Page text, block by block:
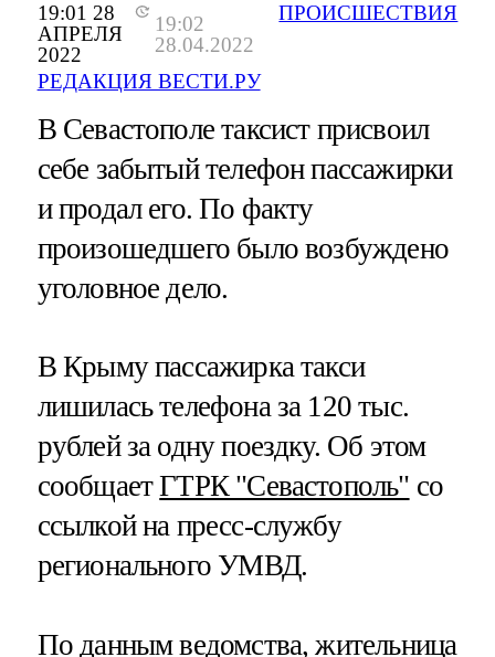
19:01 28
АПРЕЛЯ
2022
19:02
28.04.2022
РЕДАКЦИЯ ВЕСТИ.РУ
ПРОИСШЕСТВИЯ
В Севастополе таксист присвоил
себе забытый телефон пассажирки
и продал его. По факту
произошедшего было возбуждено
уголовное дело.
В Крыму пассажирка такси
лишилась телефона за 120 тыс.
рублей за одну поездку. Об этом
сообщаетГТРК "Севастополь" со
ссылкой на пресс-службу
регионального УМВД.
По данным ведомства, жительница